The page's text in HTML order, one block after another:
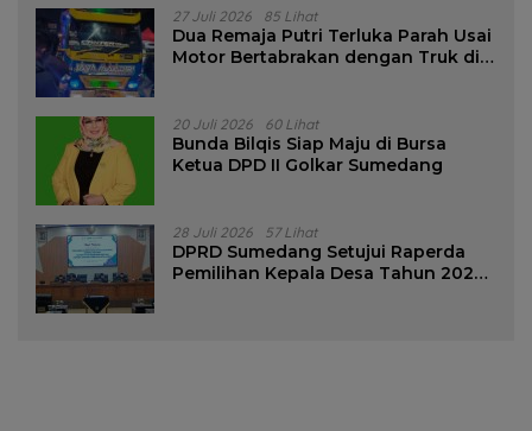
27 Juli 2026 85 Lihat
Dua Remaja Putri Terluka Parah Usai
Motor Bertabrakan dengan Truk di
20 Juli 2026 60 Lihat
Bunda Bilqis Siap Maju di Bursa
Ketua DPD II Golkar Sumedang
28 Juli 2026 57 Lihat
DPRD Sumedang Setujui Raperda
Pemilihan Kepala Desa Tahun 2026